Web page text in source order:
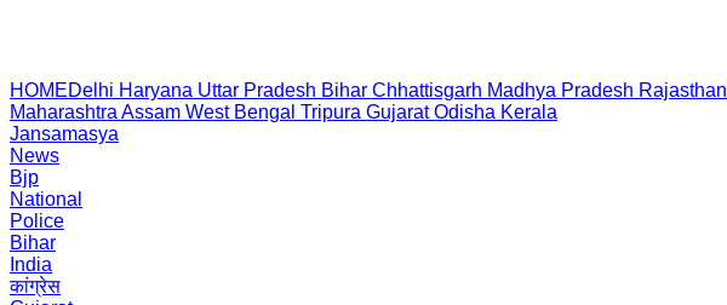
HOMEDelhi Haryana Uttar Pradesh Bihar Chhattisgarh Madhya Pradesh Rajasthan
Maharashtra Assam West Bengal Tripura Gujarat Odisha Kerala
Jansamasya
News
Bjp
National
Police
Bihar
India
कांग्रेस